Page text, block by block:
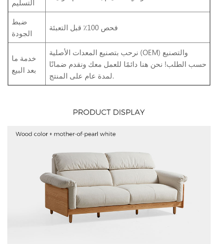
التسليم
ضبط
الجودة
فحص 100٪ قبل التعبئة
خدمة ما
بعد البيع
نرحب بتصنيع المعدات الأصلية (OEM) والتصنيع
حسب الطلب! نحن هنا دائمًا للعمل معك ونقدم ضمانًا
لمدة عام على المنتج.